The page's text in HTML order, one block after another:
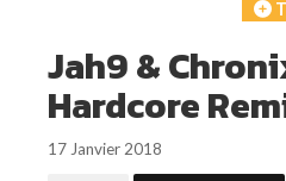
Jah9 &
Hardcore
17 Janvier 2018